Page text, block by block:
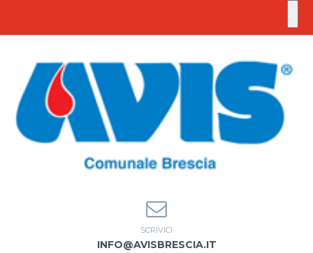
SCRIVICI
INFO@AVISBRESCIA.IT